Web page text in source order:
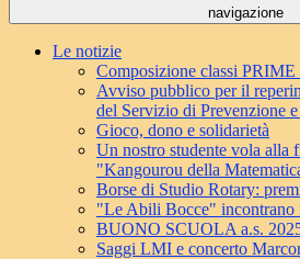
navigazione
Le notizie
Composizione classi PRIME
Avviso pubblico per il
del Servizio di Prevenzione
Gioco, dono e solidarietà
Un nostro studente vola alla
"Kangourou della
Borse di Studio Rotary:
"Le Abili Bocce" incontrano
BUONO SCUOLA a.s.
Saggi LMI e concerto